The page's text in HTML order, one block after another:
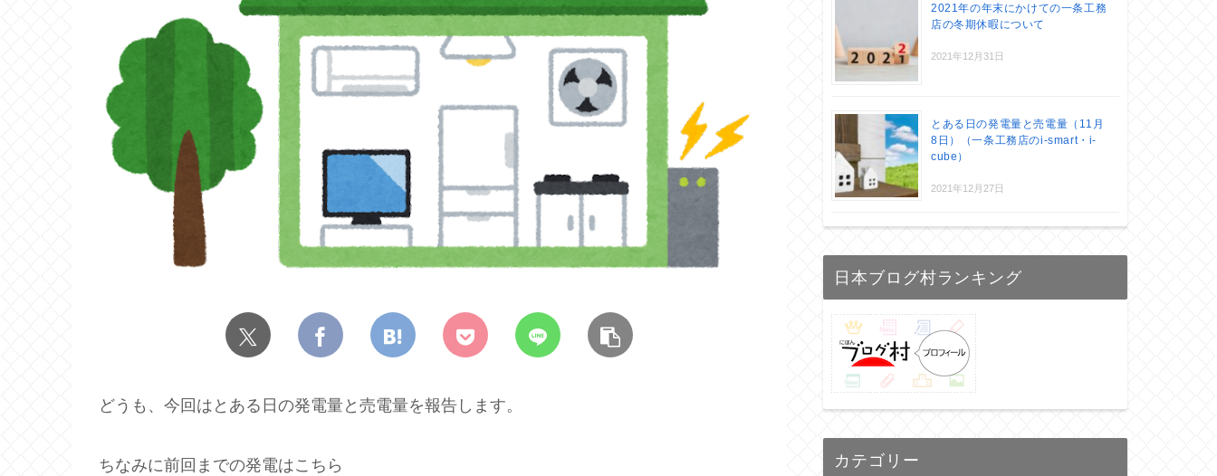
どうも、今回はとある日の発電量と売電量を報告します。
ちなみに前回までの発電はこちら
2021年の年末にかけての一条工務
店の冬期休暇について
2021年12月31日
とある日の発電量と売電量（11月
8日）（一条工務店のi-smart・i-
cube）
2021年12月27日
日本ブログ村ランキング
カテゴリー